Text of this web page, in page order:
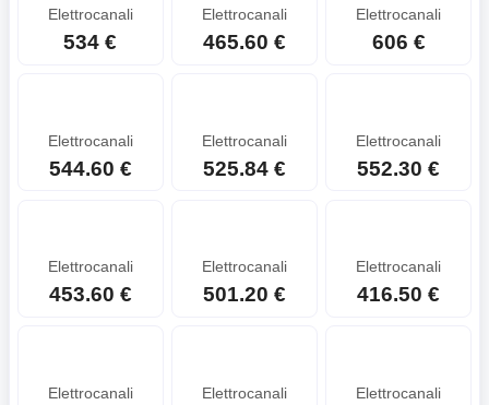
Elettrocanali
534 €
Elettrocanali
465.60 €
Elettrocanali
606 €
Elettrocanali
544.60 €
Elettrocanali
525.84 €
Elettrocanali
552.30 €
Elettrocanali
453.60 €
Elettrocanali
501.20 €
Elettrocanali
416.50 €
Elettrocanali Elettrocanali Elettrocanali